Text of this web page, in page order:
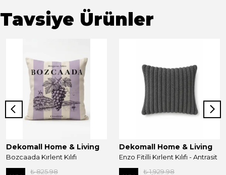
Tavsiye Ürünler
Dekomall Home & Living
Bozcaada Kırlent Kılıfı
₺ 825.98
Dekomall Home & Living
Enzo Fitilli Kırlent Kılıfı - Antrasit
₺ 1,929.98